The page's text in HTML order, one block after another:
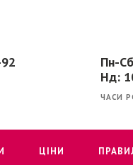
Пн-
Нд:
ЧАСИ
ЦІНИ